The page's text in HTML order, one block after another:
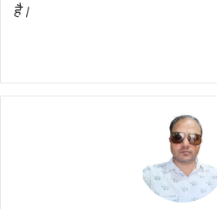
है।